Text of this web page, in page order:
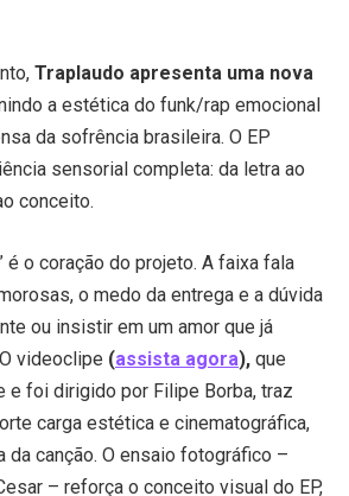
Traplaudo apresenta uma nova
a estética do funk/rap emocional
da sofrência brasileira. O EP
sensorial completa: da letra ao
conceito.
é o coração do projeto. A faixa fala
o medo da entrega e a dúvida
ou insistir em um amor que já
videoclipe (assista agora), que
e foi dirigido por Filipe Borba, traz
carga estética e cinematográfica,
da canção. O ensaio fotográfico –
– reforça o conceito visual do EP,